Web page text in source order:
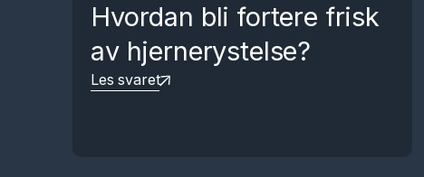
Hvordan bli fortere frisk
av hjernerystelse?
Les svaret